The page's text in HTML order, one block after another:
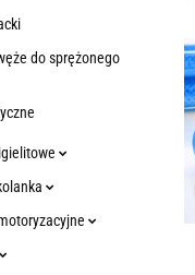
do sprężonego